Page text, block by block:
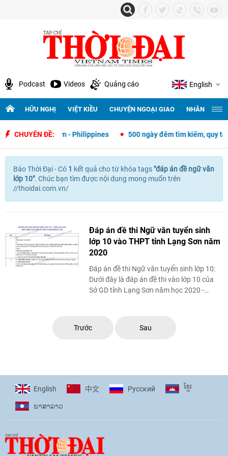
Podcast Videos Quảng cáo English
HỮU NGHỊ VIỆT KIỀU CHUYỆN NGOẠI GIAO NHÂN
CHUYÊN ĐỀ:
giao Việt Nam - Philippines 500 ngày đêm tìm kiếm, quy
Báo Thời Đại - Có 1 kết quả chotừ khóa tags "đáp án đề ngữ văn
lớp 10". Chúc bạn tìm được nội dung mong muốn trên
//thoidai.com.vn/
Đáp án đề thi Ngữ văn tuyển sinh
lớp 10 vào THPT tỉnh Lạng Sơn năm
2020
Đáp án đề thi Ngữ văn tuyển sinh lớp 10:
Dưới đây là đáp án đề thi vào lớp 10 của
Sở GD tỉnh Lạng Sơn năm học 2020 -
Trước Sau
English 中文 Pусский ខ្មែរ
ພາ​ສາ​ລາວ